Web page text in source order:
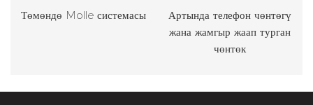
Төмөндө Molle системасы
Артында телефон чөнтөгү
жана жамгыр жаап турган
чөнтөк